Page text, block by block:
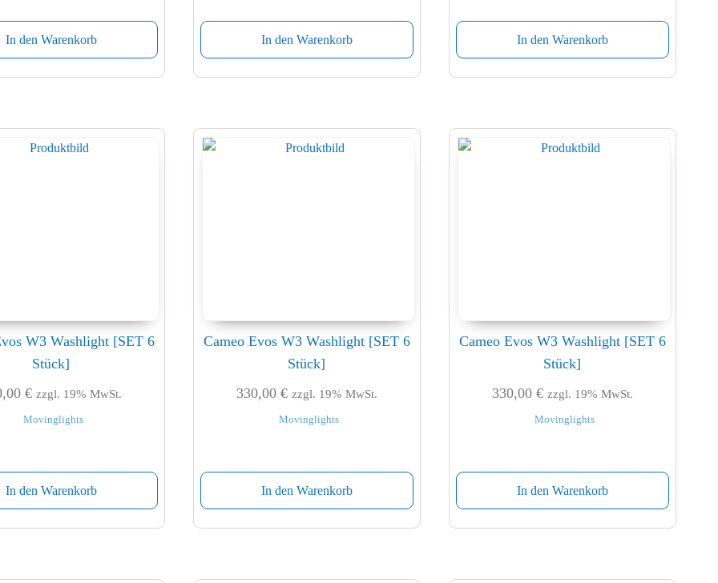
In den Warenkorb In den Warenkorb In den Warenkorb
W3 Washlight [SET 6
Stück]
€ zzgl. 19% MwSt.
Movinglights
In den Warenkorb
Cameo Evos W3 Washlight [SET 6
Stück]
330,00 € zzgl. 19% MwSt.
Movinglights
In den Warenkorb
Cameo Evos W3 Washlight [SET 6
Stück]
330,00 € zzgl. 19% MwSt.
Movinglights
In den Warenkorb